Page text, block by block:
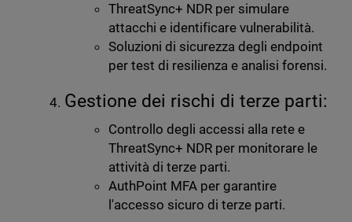
ThreatSync+ NDR per simulare
attacchi e identificare vulnerabilità.
Soluzioni di sicurezza degli endpoint
per test di resilienza e analisi forensi.
Gestione dei rischi di terze parti:
Controllo degli accessi alla rete e
ThreatSync+ NDR per monitorare le
attività di terze parti.
AuthPoint MFA per garantire
l'accesso sicuro di terze parti.